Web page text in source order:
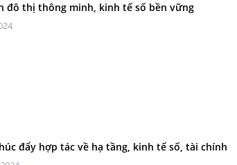
đô thị thông minh, kinh tế số bền vững
đẩy hợp tác về hạ tầng, kinh tế số, tài chính